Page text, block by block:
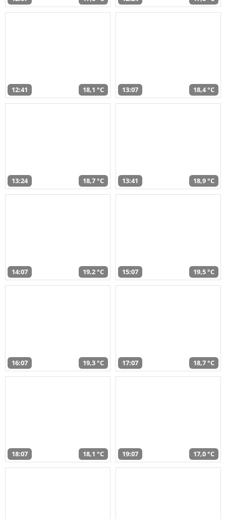
12:41 18,1 °C 13:07 18,4 °C
13:24 18,7 °C 13:41 18,9 °C
14:07 19,2 °C 15:07 19,5 °C
16:07 19,3 °C 17:07 18,7 °C
18:07 18,1 °C 19:07 17,0 °C